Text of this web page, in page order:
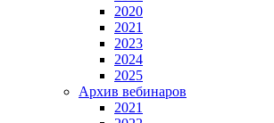
2020
2021
2023
2024
2025
Архив вебинаров
2021